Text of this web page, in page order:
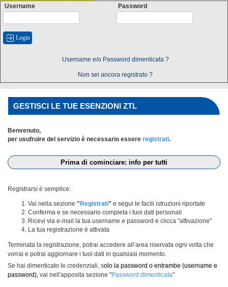
Username
Password
Username e/o Password dimenticata ?
Non sei ancora registrato ?
GESTISCI LE TUE ESENZIONI ZTL
Benvenuto,
per usufruire del servizio è necessario essere registrati.
Prima di cominciare: info per tutti
Registrarsi è semplice:
Vai nella sezione " Registrati" e segui le facili istruzioni riportate
Conferma e se necessario completa i tuoi dati personali
Ricevi via e-mail la tua username e password e clicca "attivazione"
La tua registrazione è attivata
Terminata la registrazione, potrai accedere all’area riservata ogni volta che
vorrai e potrai aggiornare i tuoi dati in qualsiasi momento.
Se hai dimenticato le credenziali, solo la password o entrambe (username e
password), vai nell'apposita sezione "Password dimenticata"